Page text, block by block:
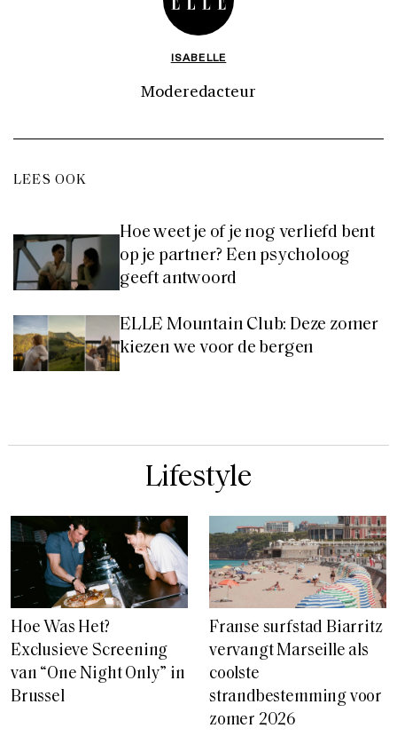
ISABELLE
Moderedacteur
LEES OOK
Hoe weet je of je nog verliefd bent
op je partner? Een psycholoog
geeft antwoord
ELLE Mountain Club: Deze zomer
kiezen we voor de bergen
Lifestyle
Hoe Was Het?
Exclusieve Screening
van “One Night Only” in
Brussel
Franse surfstad Biarritz
vervangt Marseille als
coolste
strandbestemming voor
zomer 2026